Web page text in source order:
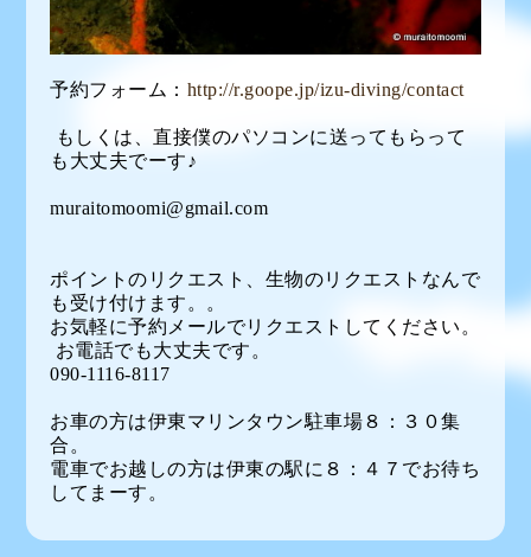
予約フォーム： http://r.goope.jp/izu-diving/contact
もしくは、直接僕のパソコンに送ってもらって
も大丈夫でーす♪
muraitomoomi@gmail.com
ポイントのリクエスト、生物のリクエストなんで
も受け付けます。。
お気軽に予約メールでリクエストしてください。
お電話でも大丈夫です。
090-1116-8117
お車の方は伊東マリンタウン駐車場８：３０集
合。
電車でお越しの方は伊東の駅に８：４７でお待ち
してまーす。